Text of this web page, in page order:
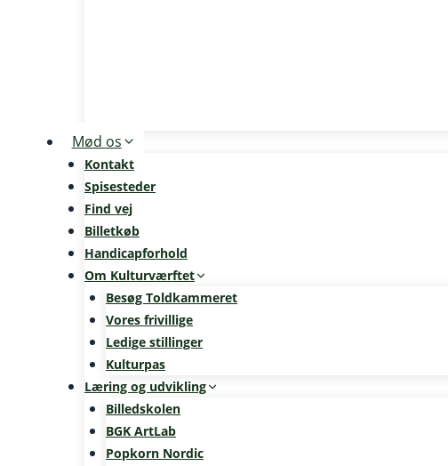
Mød os
Kontakt
Spisesteder
Find vej
Billetkøb
Handicapforhold
Om Kulturværftet
Besøg Toldkammeret
Vores frivillige
Ledige stillinger
Kulturpas
Læring og udvikling
Billedskolen
BGK ArtLab
Popkorn Nordic